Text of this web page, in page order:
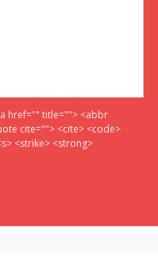
href="" title=""> <abbr
cite=""> <cite> <code>
<strike> <strong>